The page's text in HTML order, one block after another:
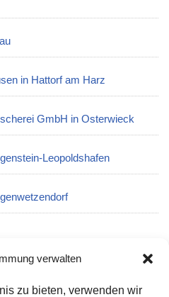
verwalten
zu bieten, verwenden wir
in Hattorf am Harz
GmbH in Osterwieck
Leopoldshafen